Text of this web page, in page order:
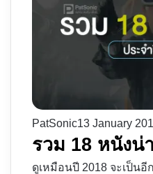
PatSonic13 January
รวม 18 หนังน่
ดูเหมือนปี 2018 จะเป็น